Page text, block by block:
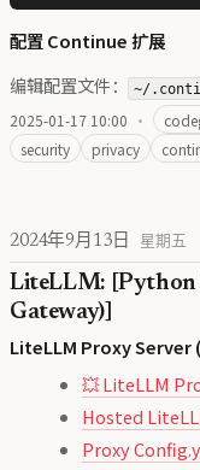
配置 Continue 扩展
编辑配置文件：
~/
2025-01-17 10:00 ·
security
privacy
2024年9月13日 星期五
LiteLLM: [Python
Gateway)]
LiteLLM Proxy Server
💥 LiteLLM
Hosted
Proxy